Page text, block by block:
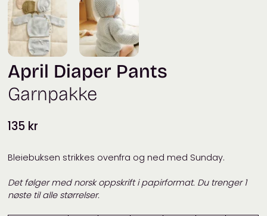
April Diaper Pants
Garnpakke
135 kr
Bleiebuksen strikkes ovenfra og ned med Sunday.
Det følger med norsk oppskrift i papirformat. Du trenger 1
nøste til alle størrelser.